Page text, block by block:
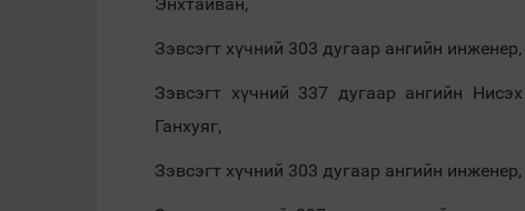
Зэвсэгт хүчний 303 дугаар ангийн
Зэвсэгт хүчний 337 дугаар ангийн
Ганхуяг,
Зэвсэгт хүчний 303 дугаар ангийн